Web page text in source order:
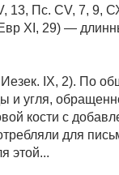
13, Пс. СV, 7, 9,
XI, 29) —
IX, 2). По
и угля,
кости с
для
этой...